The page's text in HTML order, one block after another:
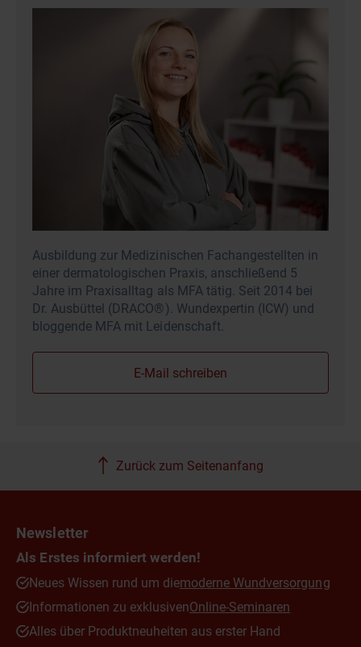
Ausbildung zur Medizinischen Fachangestellten in
einer dermatologischen Praxis, anschließend 5
Jahre im Praxisalltag als MFA tätig. Seit 2014 bei
Dr. Ausbüttel (DRACO®). Wundexpertin (ICW) und
bloggende MFA mit Leidenschaft.
E-Mail schreiben
Zurück zum Seitenanfang
Newsletter
Als Erstes informiert werden!
Neues Wissen rund um diemoderne Wundversorgung
Informationen zu exklusivenOnline-Seminaren
Alles über Produktneuheiten aus erster Hand